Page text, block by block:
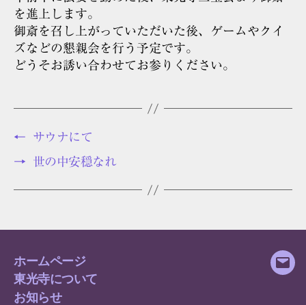
を進上します。
御斎を召し上がっていただいた後、ゲームやクイ
ズなどの懇親会を行う予定です。
どうそお誘い合わせてお参りください。
←
サウナにて
→
世の中安穏なれ
ホームページ
東光寺について
お知らせ
メ